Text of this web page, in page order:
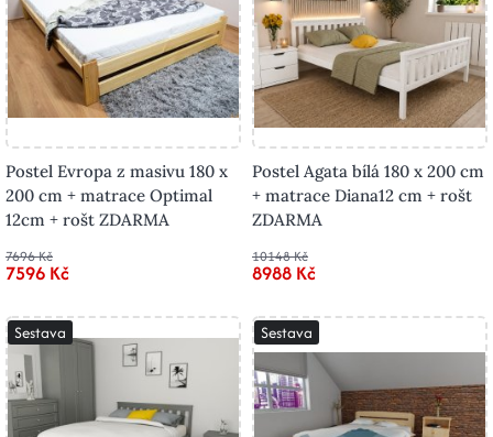
Postel Evropa z masivu 180 x
200 cm + matrace Optimal
12cm + rošt ZDARMA
7696 Kč
7596 Kč
Postel Agata bílá 180 x 200 cm
+ matrace Diana12 cm + rošt
ZDARMA
10148 Kč
8988 Kč
Sestava Sestava